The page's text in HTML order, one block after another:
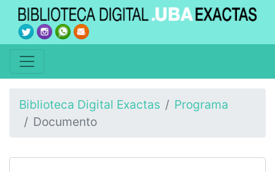
Biblioteca Digital Exactas
Programa
Documento